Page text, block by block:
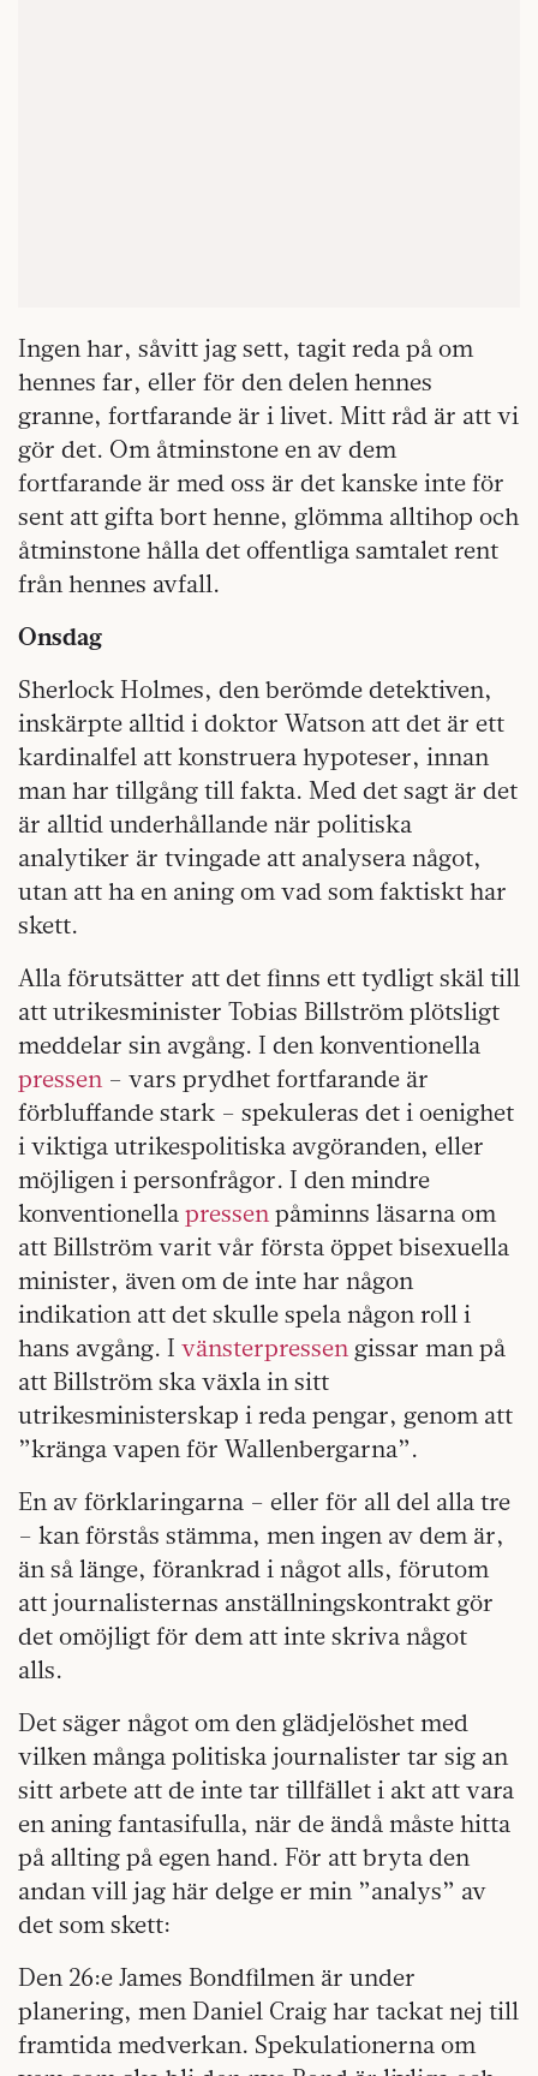
Ingen har, såvitt jag sett, tagit reda på om
hennes far, eller för den delen hennes
granne, fortfarande är i livet. Mitt råd är att vi
gör det. Om åtminstone en av dem
fortfarande är med oss är det kanske inte för
sent att gifta bort henne, glömma alltihop och
åtminstone hålla det offentliga samtalet rent
från hennes avfall.
Onsdag
Sherlock Holmes, den berömde detektiven,
inskärpte alltid i doktor Watson att det är ett
kardinalfel att konstruera hypoteser, innan
man har tillgång till fakta. Med det sagt är det
är alltid underhållande när politiska
analytiker är tvingade att analysera något,
utan att ha en aning om vad som faktiskt har
skett.
Alla förutsätter att det finns ett tydligt skäl till
att utrikesminister Tobias Billström plötsligt
meddelar sin avgång. I den konventionella
pressen– vars prydhet fortfarande är
förbluffande stark – spekuleras det i oenighet
i viktiga utrikespolitiska avgöranden, eller
möjligen i personfrågor. I den mindre
konventionella pressenpåminns läsarna om
att Billström varit vår första öppet bisexuella
minister, även om de inte har någon
indikation att det skulle spela någon roll i
hans avgång. I vänsterpressengissar man på
att Billström ska växla in sitt
utrikesministerskap i reda pengar, genom att
”kränga vapen för Wallenbergarna”.
En av förklaringarna – eller för all del alla tre
– kan förstås stämma, men ingen av dem är,
än så länge, förankrad i något alls, förutom
att journalisternas anställningskontrakt gör
det omöjligt för dem att inte skriva något
alls.
Det säger något om den glädjelöshet med
vilken många politiska journalister tar sig an
sitt arbete att de inte tar tillfället i akt att vara
en aning fantasifulla, när de ändå måste hitta
på allting på egen hand. För att bryta den
andan vill jag här delge er min ”analys” av
det som skett:
Den 26:e James Bondfilmen är under
planering, men Daniel Craig har tackat nej till
framtida medverkan. Spekulationerna om